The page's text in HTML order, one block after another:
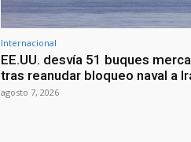
Internacional
EE.UU. desvía 51 buques
tras reanudar bloqueo naval a
agosto 7, 2026